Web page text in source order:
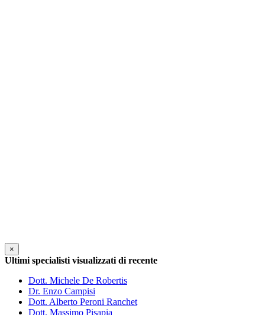
×
Ultimi specialisti visualizzati di recente
Dott. Michele De Robertis
Dr. Enzo Campisi
Dott. Alberto Peroni Ranchet
Dott. Massimo Pisapia